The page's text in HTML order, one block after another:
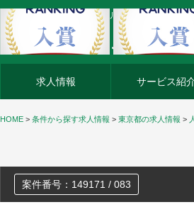
外資系企業の転職・キャリア転職ならアージス
求人情報 サービス紹
HOME > 条件から探す求人情報 > 東京都の求人情報 >
案件番号：149171 / 083